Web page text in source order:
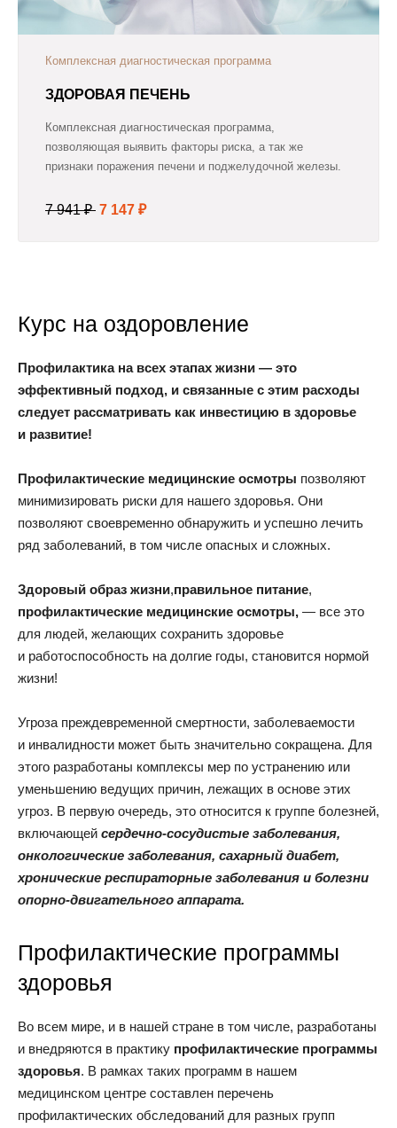
Комплексная диагностическая программа
ЗДОРОВАЯ ПЕЧЕНЬ
Комплексная диагностическая программа,
позволяющая выявить факторы риска, а так же
признаки поражения печени и поджелудочной железы.
7 941 ₽ 7 147 ₽
Курс на оздоровление
Профилактика на всех этапах жизни — это
эффективный подход, и связанные с этим расходы
следует рассматривать как инвестицию в здоровье
и развитие!
Профилактические медицинские осмотры позволяют
минимизировать риски для нашего здоровья. Они
позволяют своевременно обнаружить и успешно лечить
ряд заболеваний, в том числе опасных и сложных.
Здоровый образ жизни,правильное питание,
профилактические медицинские осмотры, — все это
для людей, желающих сохранить здоровье
и работоспособность на долгие годы, становится нормой
жизни!
Угроза преждевременной смертности, заболеваемости
и инвалидности может быть значительно сокращена. Для
этого разработаны комплексы мер по устранению или
уменьшению ведущих причин, лежащих в основе этих
угроз. В первую очередь, это относится к группе болезней,
включающей сердечно-сосудистые заболевания,
онкологические заболевания, сахарный диабет,
хронические респираторные заболевания и болезни
опорно-двигательного аппарата.
Профилактические программы
здоровья
Во всем мире, и в нашей стране в том числе, разработаны
и внедряются в практику профилактические программы
здоровья. В рамках таких программ в нашем
медицинском центре составлен перечень
профилактических обследований для разных групп